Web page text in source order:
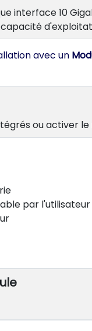
interface 10
avec un
ou activer
par l'utilisateur